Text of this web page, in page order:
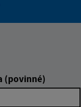
(povinné)